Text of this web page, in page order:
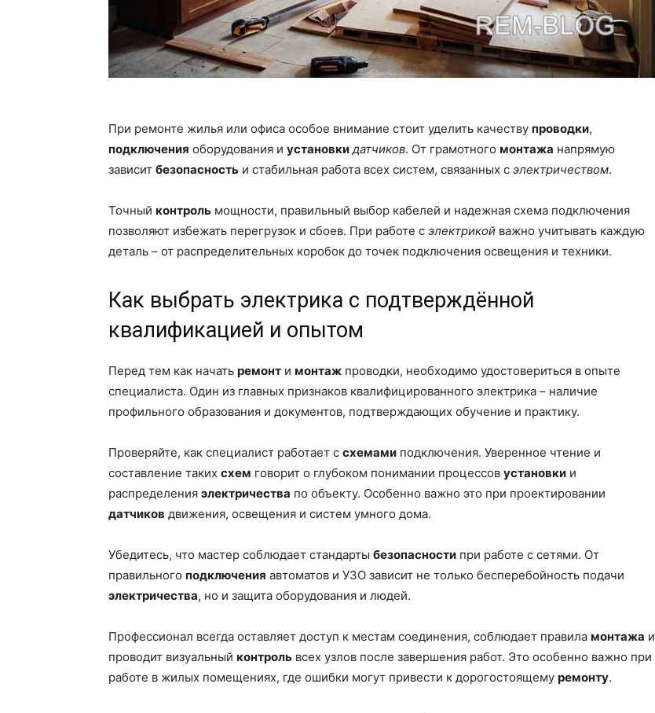
При ремонте жилья или офиса особое внимание стоит уделить качеству проводки,
подключения оборудования и установки датчиков. От грамотного монтажа напрямую
зависит безопасность и стабильная работа всех систем, связанных с электричеством.
Точный контроль мощности, правильный выбор кабелей и надежная схема подключения
позволяют избежать перегрузок и сбоев. При работе с электрикой важно учитывать каждую
деталь – от распределительных коробок до точек подключения освещения и техники.
Как выбрать электрика с подтверждённой
квалификацией и опытом
Перед тем как начать ремонт и монтаж проводки, необходимо удостовериться в опыте
специалиста. Один из главных признаков квалифицированного электрика – наличие
профильного образования и документов, подтверждающих обучение и практику.
Проверяйте, как специалист работает с схемами подключения. Уверенное чтение и
составление таких схем говорит о глубоком понимании процессов установки и
распределения электричества по объекту. Особенно важно это при проектировании
датчиков движения, освещения и систем умного дома.
Убедитесь, что мастер соблюдает стандарты безопасности при работе с сетями. От
правильного подключения автоматов и УЗО зависит не только бесперебойность подачи
электричества, но и защита оборудования и людей.
Профессионал всегда оставляет доступ к местам соединения, соблюдает правила монтажа и
проводит визуальный контроль всех узлов после завершения работ. Это особенно важно при
работе в жилых помещениях, где ошибки могут привести к дорогостоящему ремонту.